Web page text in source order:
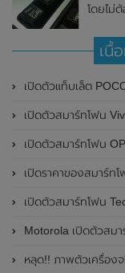
โดยไม่
เนื้
เปิดตัวแท็บเล็ต POCO Pad (5G) อย่างเป็นทาง
เปิดตัวสมาร์ทโฟน Vivo Y03t ในประเทศฟิลิปปินส์อย่างเป็น
เปิดตัวสมาร์ทโฟน OPPO A3 Pro (5G)
เปิดราคาของสมาร์ทโฟน
เปิดตัวสมาร์ทโฟน Tecno Spark Go 1 อย่าง
Motorola เปิดตัวสมาร์ท
หลุด!! ภาพตัวเครื่องจริงของสมาร์ท